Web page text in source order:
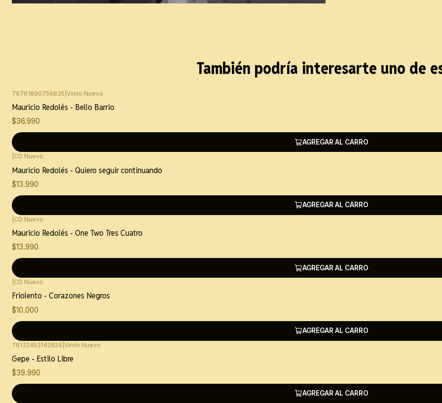
También podría interesarte uno de
76761890756835 Vinilo Nuevo
Mauricio Redolés - Bello Barrio
$36.990
AGREGAR AL CARRO
CD Nuevo
Mauricio Redolés - Quiero seguir continuando
$13.990
AGREGAR AL CARRO
CD Nuevo
Mauricio Redolés - One Two Tres Cuatro
$13.990
AGREGAR AL CARRO
CD Nuevo
Friolento - Corazones Negros
$10.000
AGREGAR AL CARRO
76132453142824 Vinilo Nuevo
Gepe - Estilo Libre
$39.990
AGREGAR AL CARRO